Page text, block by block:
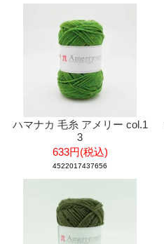
ハマナカ 毛糸 アメリー col.1
3
633円(税込)
4522017437656